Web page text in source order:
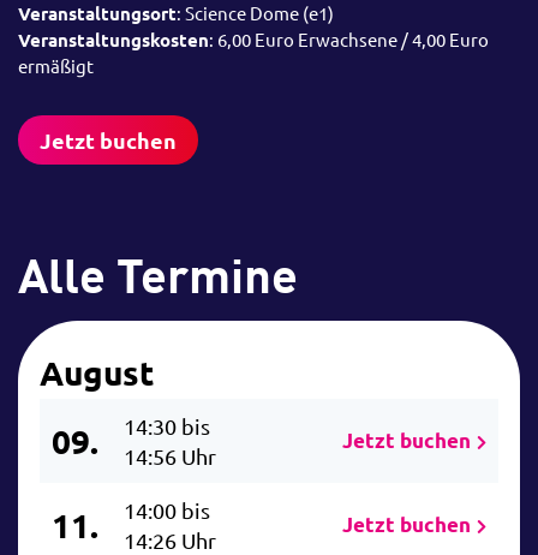
Veranstaltungsort: Science Dome (e1)
Veranstaltungskosten: 6,00 Euro Erwachsene / 4,00 Euro
ermäßigt
Jetzt buchen
Alle Termine
August
09.
14:30 bis
14:56 Uhr
Jetzt buchen
11.
14:00 bis
14:26 Uhr
Jetzt buchen